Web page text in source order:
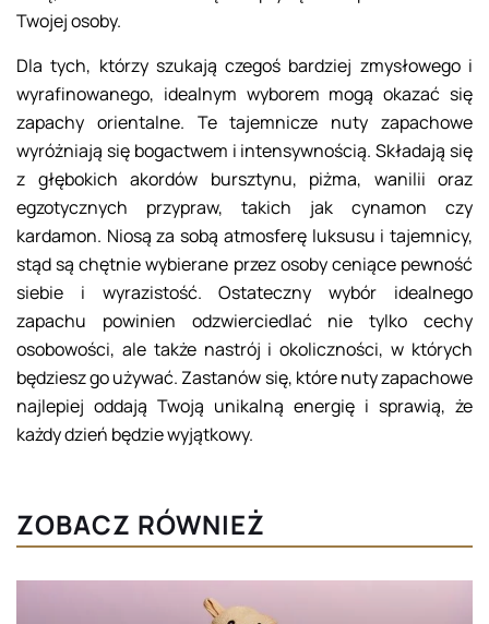
Twojej osoby.
Dla tych, którzy szukają czegoś bardziej zmysłowego i
wyrafinowanego, idealnym wyborem mogą okazać się
zapachy orientalne. Te tajemnicze nuty zapachowe
wyróżniają się bogactwem i intensywnością. Składają się
z głębokich akordów bursztynu, piżma, wanilii oraz
egzotycznych przypraw, takich jak cynamon czy
kardamon. Niosą za sobą atmosferę luksusu i tajemnicy,
stąd są chętnie wybierane przez osoby ceniące pewność
siebie i wyrazistość. Ostateczny wybór idealnego
zapachu powinien odzwierciedlać nie tylko cechy
osobowości, ale także nastrój i okoliczności, w których
będziesz go używać. Zastanów się, które nuty zapachowe
najlepiej oddają Twoją unikalną energię i sprawią, że
każdy dzień będzie wyjątkowy.
ZOBACZ RÓWNIEŻ